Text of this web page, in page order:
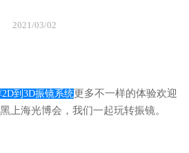
2021/03/02
到3D振镜系统更多不一样的体验欢迎
上海光博会， 我们一起玩转振镜。